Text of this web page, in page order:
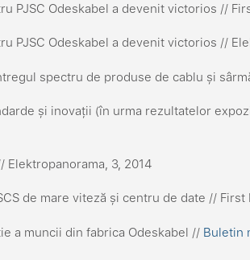
PJSC Odeskabel a devenit victorios //
PJSC Odeskabel a devenit victorios //
spectru de produse de cablu și
și inovații (în urma rezultatelor
Elektropanorama, 3, 2014
de mare viteză și centru de date // First
a muncii din fabrica Odeskabel // Buletin